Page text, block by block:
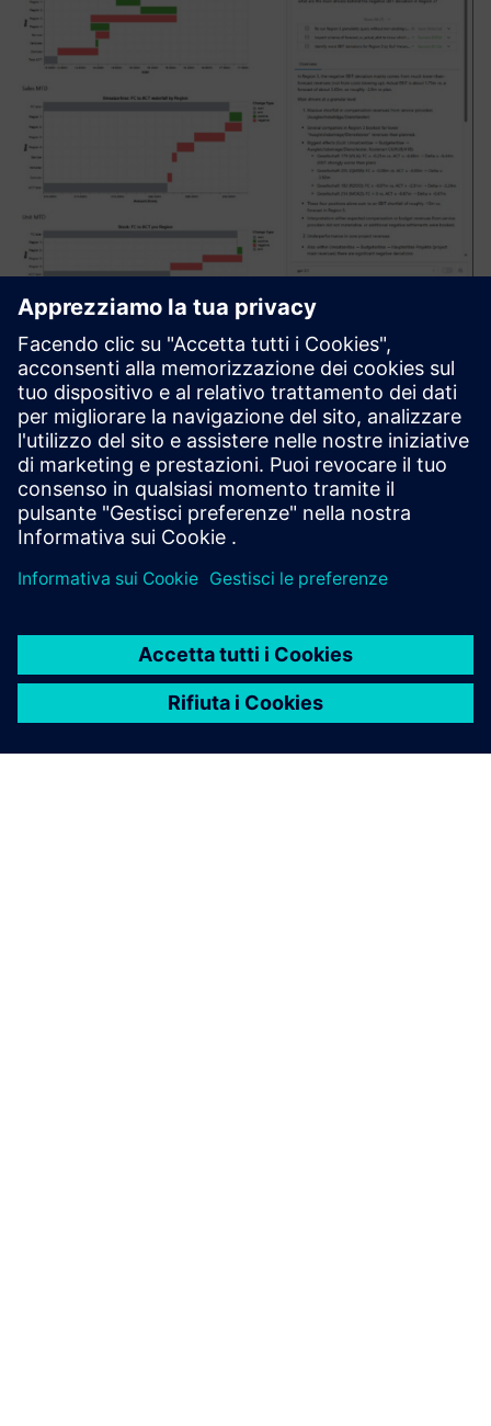
ZeitMind
Zeitmind è uno strumento di analisi dell'intelligenza
artificiale che unifica le informazioni tra le fonti, comprende
il contesto e fornisce analisi e approfondimenti precisi ai
team. Consente un processo decisionale più rapido, u...
Scopri di più